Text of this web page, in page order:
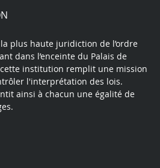
plus haute juridiction de l’ordre
dans l’enceinte du Palais de
institution remplit une mission
l'interprétation des lois.
ainsi à chacun une égalité de